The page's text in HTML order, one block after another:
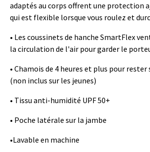
adaptés au corps offrent une protection
qui est flexible lorsque vous roulez et
• Les coussinets de hanche SmartFlex
la circulation de l'air pour garder le
• Chamois de 4 heures et plus pour
(non inclus sur les jeunes)
• Tissu anti-humidité UPF 50+
• Poche latérale sur la jambe
•Lavable en machine